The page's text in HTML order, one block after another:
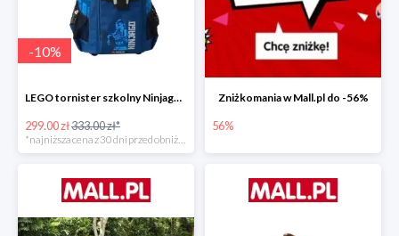
-10%
LEGO tornister szkolny Ninjago JAY of Lightning Easy
299.00 zł333.00 zł*
Zniżkomania w Mall.pl do -56%
56%